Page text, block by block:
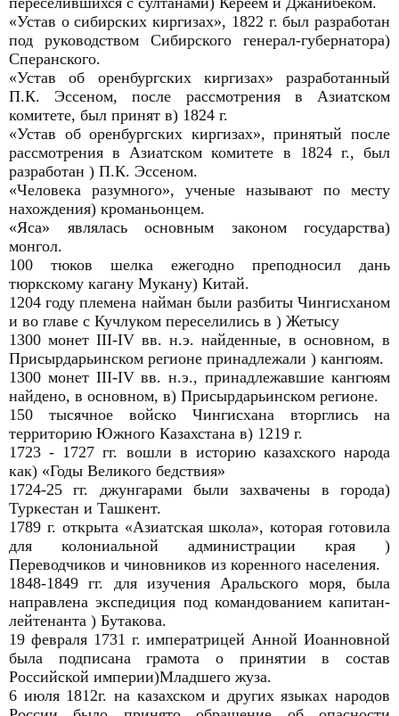
«Устав о сибирских киргизах», 1822 г. был разработан
под руководством Сибирского генерал-губернатора)
Сперанского.
«Устав об оренбургских киргизах» разработанный
П.К. Эссеном, после рассмотрения в Азиатском
комитете, был принят в) 1824 г.
«Устав об оренбургских киргизах», принятый после
рассмотрения в Азиатском комитете в 1824 г., был
разработан ) П.К. Эссеном.
«Человека разумного», ученые называют по месту
нахождения) кроманьонцем.
«Яса» являлась основным законом государства)
монгол.
100 тюков шелка ежегодно преподносил дань
тюркскому кагану Мукану) Китай.
1204 году племена найман были разбиты Чингисханом
и во главе с Кучлуком переселились в ) Жетысу
1300 монет III-IV вв. н.э. найденные, в основном, в
Присырдарьинском регионе принадлежали ) кангюям.
1300 монет III-IV вв. н.э., принадлежавшие кангюям
найдено, в основном, в) Присырдарьинском регионе.
150 тысячное войско Чингисхана вторглись на
территорию Южного Казахстана в) 1219 г.
1723 - 1727 гг. вошли в историю казахского народа
как) «Годы Великого бедствия»
1724-25 гг. джунгарами были захвачены в города)
Туркестан и Ташкент.
1789 г. открыта «Азиатская школа», которая готовила
для колониальной администрации края )
Переводчиков и чиновников из коренного населения.
1848-1849 гг. для изучения Аральского моря, была
направлена экспедиция под командованием капитан-
лейтенанта ) Бутакова.
19 февраля 1731 г. императрицей Анной Иоанновной
была подписана грамота о принятии в состав
Российской империи)Младшего жуза.
6 июля 1812г. на казахском и других языках народов